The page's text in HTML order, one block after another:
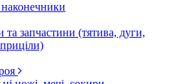
та запчастини (тятива, дуги,